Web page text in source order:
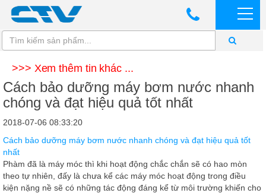
>>> Xem thêm tin khác ...
Cách bảo dưỡng máy bơm nước nhanh
chóng và đạt hiệu quả tốt nhất
2018-07-06 08:33:20
Cách bảo dưỡng máy bơm nước nhanh chóng và đạt hiệu quả tốt
nhất
Phàm đã là máy móc thì khi hoạt động chắc chắn sẽ có hao mòn
theo tự nhiên, đấy là chưa kể các máy móc hoạt động trong điều
kiện nặng nề sẽ có những tác động đáng kể từ môi trường khiến cho